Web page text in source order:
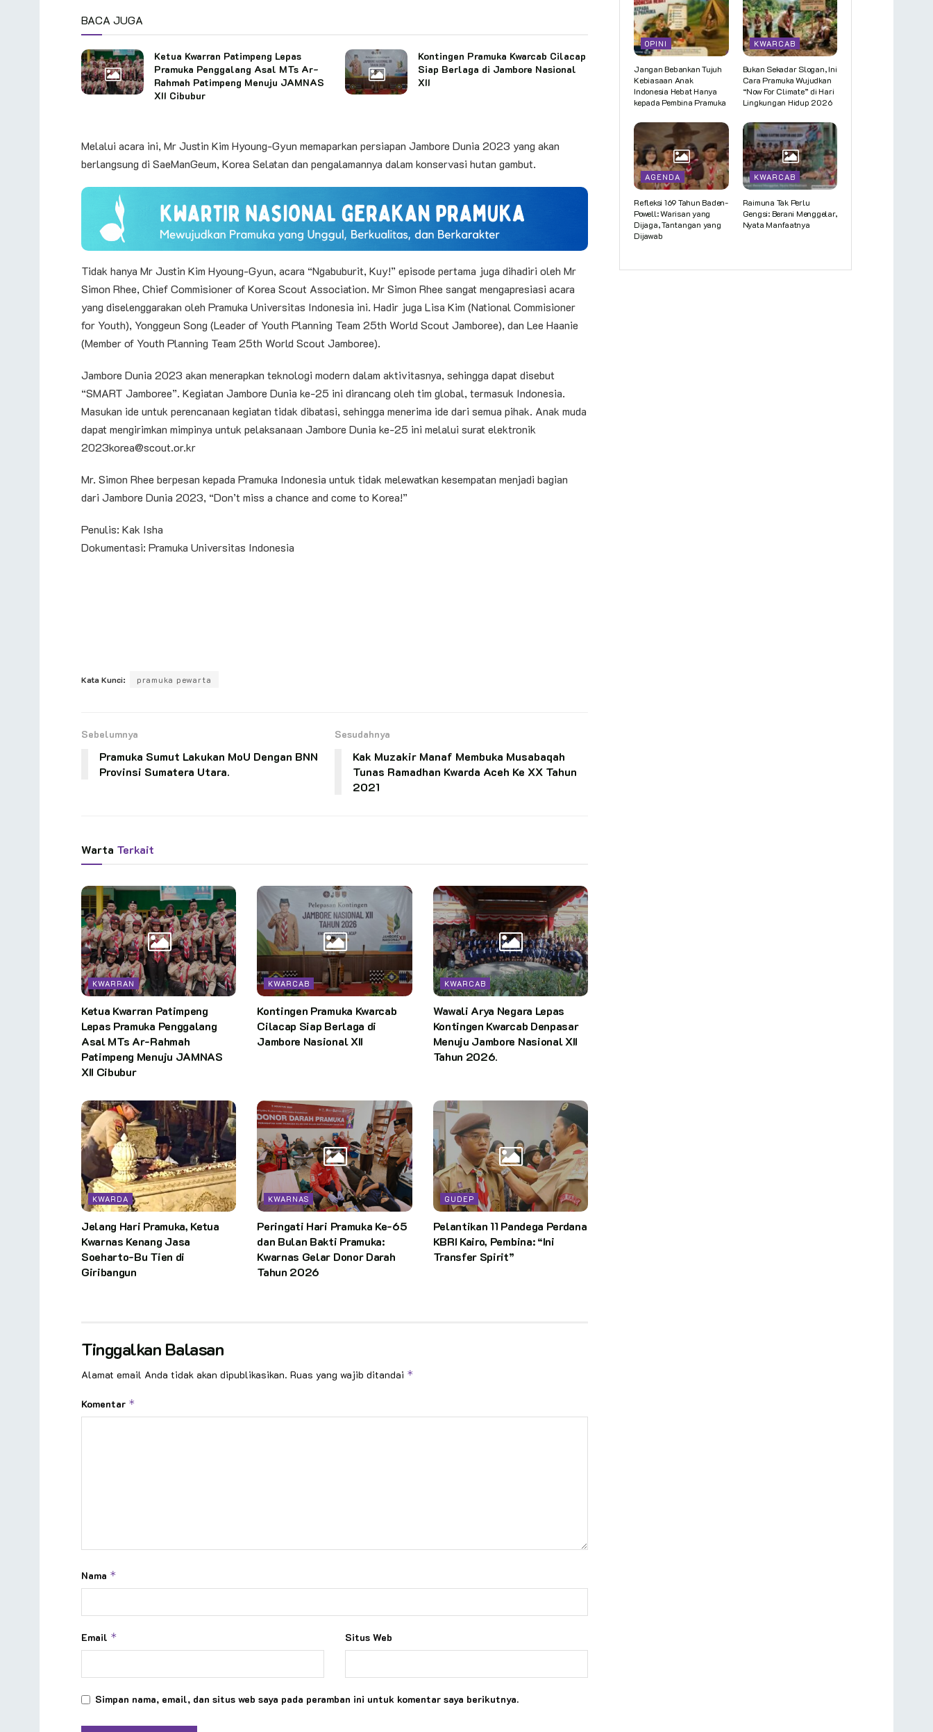
BACA JUGA
Ketua Kwarran Patimpeng Lepas
Pramuka Penggalang Asal MTs Ar-
Rahmah Patimpeng Menuju JAMNAS
XII Cibubur
Kontingen Pramuka Kwarcab Cilacap
Siap Berlaga di Jambore Nasional
XII
Melalui acara ini, Mr Justin Kim Hyoung-Gyun memaparkan persiapan Jambore Dunia 2023 yang akan
berlangsung di SaeManGeum, Korea Selatan dan pengalamannya dalam konservasi hutan gambut.
Tidak hanya Mr Justin Kim Hyoung-Gyun, acara “Ngabuburit, Kuy!” episode pertama juga dihadiri oleh Mr
Simon Rhee, Chief Commisioner of Korea Scout Association. Mr Simon Rhee sangat mengapresiasi acara
yang diselenggarakan oleh Pramuka Universitas Indonesia ini. Hadir juga Lisa Kim (National Commisioner
for Youth), Yonggeun Song (Leader of Youth Planning Team 25th World Scout Jamboree), dan Lee Haanie
(Member of Youth Planning Team 25th World Scout Jamboree).
Jambore Dunia 2023 akan menerapkan teknologi modern dalam aktivitasnya, sehingga dapat disebut
“SMART Jamboree”. Kegiatan Jambore Dunia ke-25 ini dirancang oleh tim global, termasuk Indonesia.
Masukan ide untuk perencanaan kegiatan tidak dibatasi, sehingga menerima ide dari semua pihak. Anak muda
dapat mengirimkan mimpinya untuk pelaksanaan Jambore Dunia ke-25 ini melalui surat elektronik
2023korea@scout.or.kr
Mr. Simon Rhee berpesan kepada Pramuka Indonesia untuk tidak melewatkan kesempatan menjadi bagian
dari Jambore Dunia 2023, “Don’t miss a chance and come to Korea!”
Penulis: Kak Isha
Dokumentasi: Pramuka Universitas Indonesia
Kata Kunci: pramuka pewarta
Sebelumnya
Pramuka Sumut Lakukan MoU Dengan BNN
Provinsi Sumatera Utara.
Sesudahnya
Kak Muzakir Manaf Membuka Musabaqah
Tunas Ramadhan Kwarda Aceh Ke XX Tahun
2021
Warta Terkait
KWARRAN
Ketua Kwarran Patimpeng
Lepas Pramuka Penggalang
Asal MTs Ar-Rahmah
Patimpeng Menuju JAMNAS
XII Cibubur
KWARCAB
Kontingen Pramuka Kwarcab
Cilacap Siap Berlaga di
Jambore Nasional XII
KWARCAB
Wawali Arya Negara Lepas
Kontingen Kwarcab Denpasar
Menuju Jambore Nasional XII
Tahun 2026.
KWARDA
Jelang Hari Pramuka, Ketua
Kwarnas Kenang Jasa
Soeharto-Bu Tien di
Giribangun
KWARNAS
Peringati Hari Pramuka Ke-65
dan Bulan Bakti Pramuka:
Kwarnas Gelar Donor Darah
Tahun 2026
GUDEP
Pelantikan 11 Pandega Perdana
KBRI Kairo, Pembina: “Ini
Transfer Spirit”
Tinggalkan Balasan
Alamat email Anda tidak akan dipublikasikan. Ruas yang wajib ditandai *
Komentar *
Nama *
Email * Situs Web
Simpan nama, email, dan situs web saya pada peramban ini untuk komentar saya berikutnya.
OPINI
Jangan Bebankan Tujuh
Kebiasaan Anak
Indonesia Hebat Hanya
kepada Pembina Pramuka
KWARCAB
Bukan Sekadar Slogan, Ini
Cara Pramuka Wujudkan
“Now For Climate” di Hari
Lingkungan Hidup 2026
AGENDA
Refleksi 169 Tahun Baden-
Powell: Warisan yang
Dijaga, Tantangan yang
Dijawab
KWARCAB
Raimuna Tak Perlu
Gengsi: Berani Menggelar,
Nyata Manfaatnya